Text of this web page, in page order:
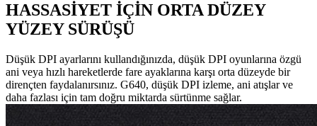
HASSASİYET İÇİN ORTA DÜZEY
YÜZEY SÜRÜŞÜ
Düşük DPI ayarlarını kullandığınızda, düşük DPI oyunlarına özgü
ani veya hızlı hareketlerde fare ayaklarına karşı orta düzeyde bir
dirençten faydalanırsınız. G640, düşük DPI izleme, ani atışlar ve
daha fazlası için tam doğru miktarda sürtünme sağlar.